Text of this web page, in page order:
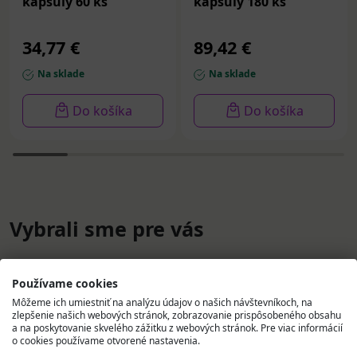
34,77 €
Na sklade
Do košíka
89,42 €
Na sklade
Do košíka
Vybrali sme pre vás
Používame cookies
Môžeme ich umiestniť na analýzu údajov o našich návštevníkoch, na
zlepšenie našich webových stránok, zobrazovanie prispôsobeného obsahu
a na poskytovanie skvelého zážitku z webových stránok. Pre viac informácií
o cookies používame otvorené nastavenia.